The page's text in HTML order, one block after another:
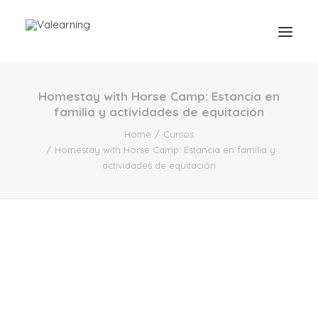
Homestay with Horse Camp: Estancia en
familia y actividades de equitación
Home
Cursos
Homestay with Horse Camp: Estancia en familia y
actividades de equitación